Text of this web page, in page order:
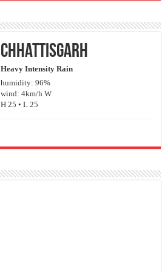
Chhattisgarh
Heavy Intensity Rain
humidity: 96%
wind: 4km/h W
H 25 • L 25